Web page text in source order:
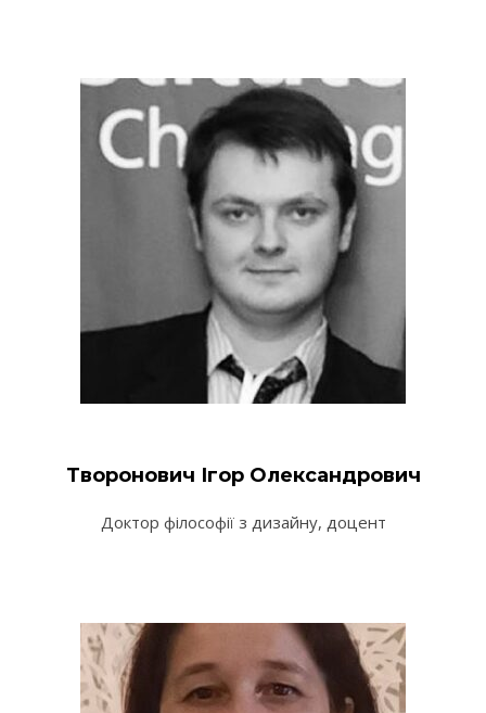
Творонович Ігор Олександрович
Доктор філософії з дизайну, доцент